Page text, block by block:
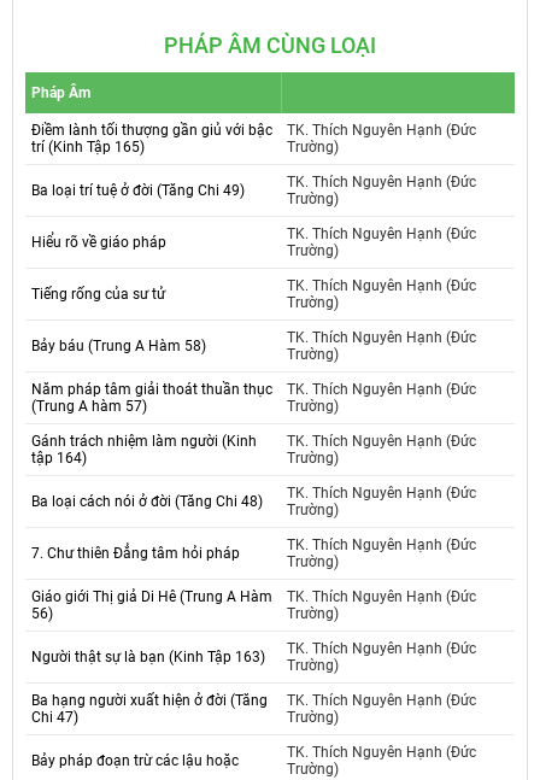
PHÁP ÂM CÙNG LOẠI
Pháp Âm
Điềm lành tối thượng gần giủ với bậc
trí (Kinh Tập 165)
TK. Thích Nguyên Hạnh (Đức
Trường)
Ba loại trí tuệ ở đời (Tăng Chi 49)
TK. Thích Nguyên Hạnh (Đức
Trường)
Hiểu rõ về giáo pháp
TK. Thích Nguyên Hạnh (Đức
Trường)
Tiếng rống của sư tử
TK. Thích Nguyên Hạnh (Đức
Trường)
Bảy báu (Trung A Hàm 58)
TK. Thích Nguyên Hạnh (Đức
Trường)
Năm pháp tâm giải thoát thuần thục
(Trung A hàm 57)
TK. Thích Nguyên Hạnh (Đức
Trường)
Gánh trách nhiệm làm người (Kinh
tập 164)
TK. Thích Nguyên Hạnh (Đức
Trường)
Ba loại cách nói ở đời (Tăng Chi 48)
TK. Thích Nguyên Hạnh (Đức
Trường)
7. Chư thiên Đẳng tâm hỏi pháp
TK. Thích Nguyên Hạnh (Đức
Trường)
Giáo giới Thị giả Di Hê (Trung A Hàm
56)
TK. Thích Nguyên Hạnh (Đức
Trường)
Người thật sự là bạn (Kinh Tập 163)
TK. Thích Nguyên Hạnh (Đức
Trường)
Ba hạng người xuất hiện ở đời (Tăng
Chi 47)
TK. Thích Nguyên Hạnh (Đức
Trường)
Bảy pháp đoạn trừ các lậu hoặc
TK. Thích Nguyên Hạnh (Đức
Trường)